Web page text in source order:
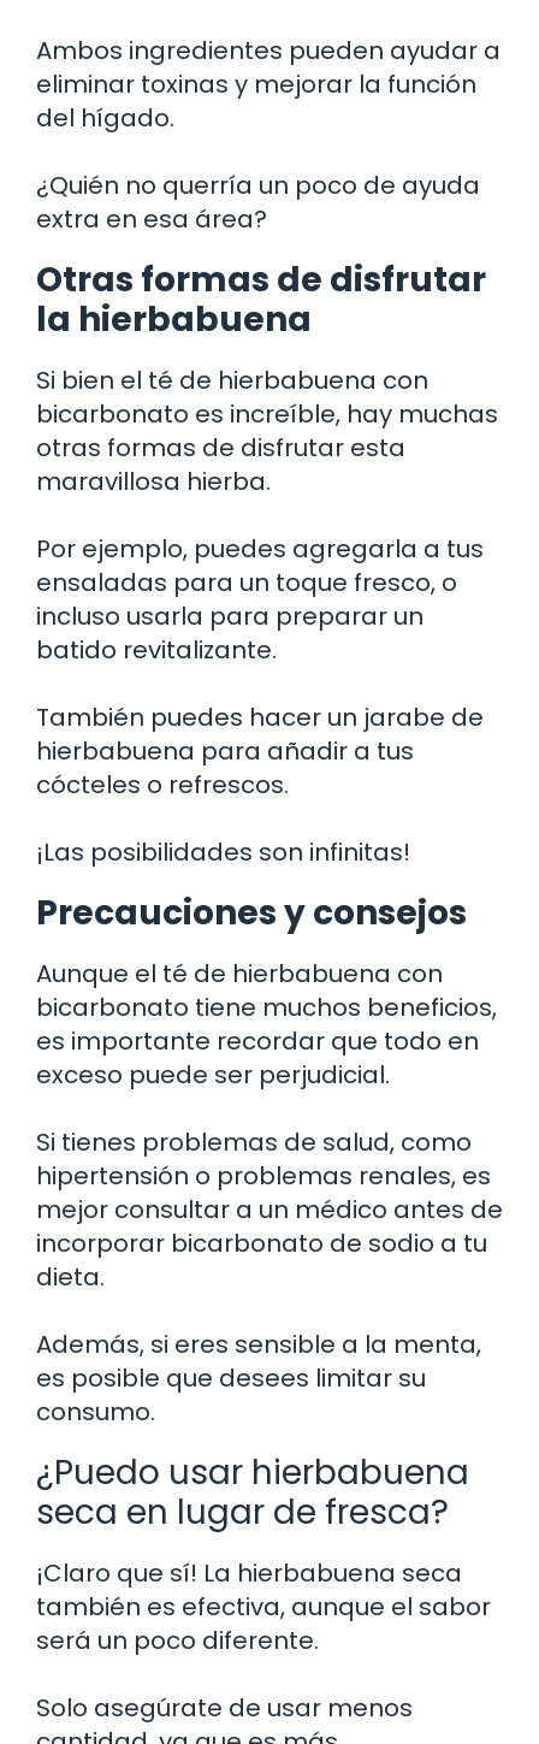
Ambos ingredientes pueden ayudar a
eliminar toxinas y mejorar la función
del hígado.
¿Quién no querría un poco de ayuda
extra en esa área?
Otras formas de disfrutar
la hierbabuena
Si bien el té de hierbabuena con
bicarbonato es increíble, hay muchas
otras formas de disfrutar esta
maravillosa hierba.
Por ejemplo, puedes agregarla a tus
ensaladas para un toque fresco, o
incluso usarla para preparar un
batido revitalizante.
También puedes hacer un jarabe de
hierbabuena para añadir a tus
cócteles o refrescos.
¡Las posibilidades son infinitas!
Precauciones y consejos
Aunque el té de hierbabuena con
bicarbonato tiene muchos beneficios,
es importante recordar que todo en
exceso puede ser perjudicial.
Si tienes problemas de salud, como
hipertensión o problemas renales, es
mejor consultar a un médico antes de
incorporar bicarbonato de sodio a tu
dieta.
Además, si eres sensible a la menta,
es posible que desees limitar su
consumo.
¿Puedo usar hierbabuena
seca en lugar de fresca?
¡Claro que sí! La hierbabuena seca
también es efectiva, aunque el sabor
será un poco diferente.
Solo asegúrate de usar menos